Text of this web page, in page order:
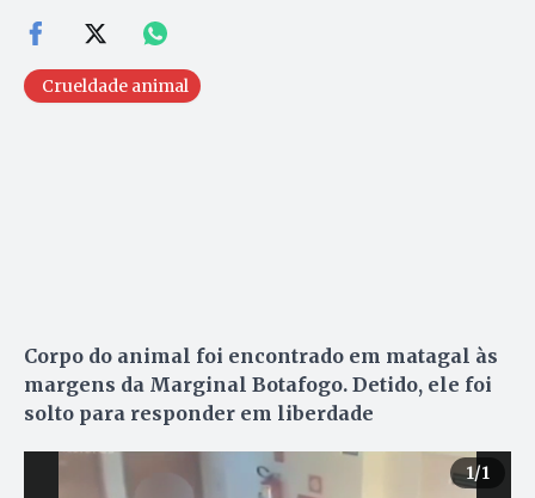
Crueldade animal
Corpo do animal foi encontrado em matagal às
margens da Marginal Botafogo. Detido, ele foi
solto para responder em liberdade
1/1